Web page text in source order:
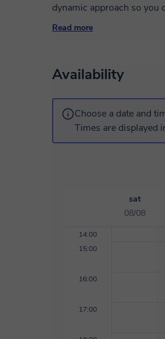
dynamic approach so you
classes - Teacher with more than ten years of expert experience teaching English as a Foreign
to help us get to know
Read more
Availability
Choose a date and
Times are displayed
sat
08/08
14:00
15:00
16:00
17:00